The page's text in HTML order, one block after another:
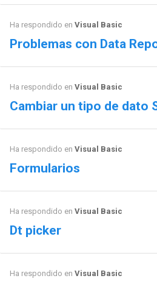
Ha respondido en Visual Basic
Problemas con Data
Ha respondido en Visual Basic
Cambiar un tipo de dato
Ha respondido en Visual Basic
Formularios
Ha respondido en Visual Basic
Dt picker
Ha respondido en Visual Basic